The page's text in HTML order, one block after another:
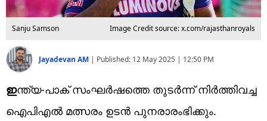
Sanju Samson Image Credit source: x.com/rajasthanroyals
Jayadevan AM | Published: 12 May 2025 | 12:50 PM
ഇന്ത്യ-പാക് സംഘര്‍ഷത്തെ തുടര്‍ന്ന് നിര്‍ത്തിവച്ച
ഐപിഎല്‍ മത്സരം ഉടന്‍ പുനരാരംഭിക്കും.